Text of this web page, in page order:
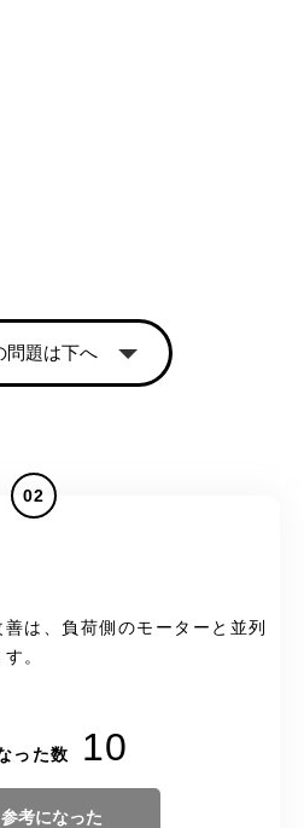
問題は下へ
02
は、負荷側のモーターと並列
。
った数 10
参考になった